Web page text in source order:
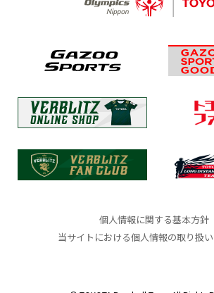
個人情報に関する基本方針
当サイトにおける個人情報の取り扱